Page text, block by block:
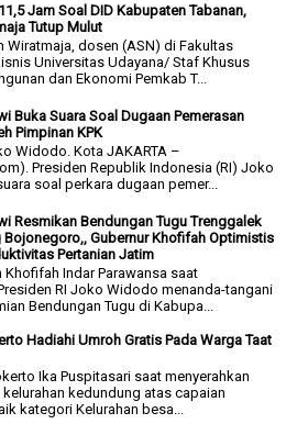
Jam Soal DID Kabupaten Tabanan,
Tutup Mulut
Wiratmaja, dosen (ASN) di Fakultas
Universitas Udayana/ Staf Khusus
dan Ekonomi Pemkab T...
Buka Suara Soal Dugaan Pemerasan
Pimpinan KPK
Widodo. Kota JAKARTA –
Presiden Republik Indonesia (RI) Joko
soal perkara dugaan pemer...
Resmikan Bendungan Tugu Trenggalek
Bojonegoro,, Gubernur Khofifah Optimistis
Pertanian Jatim
Khofifah Indar Parawansa saat
RI Joko Widodo menanda-tangani
Bendungan Tugu di Kabupa...
Hadiahi Umroh Gratis Pada Warga Taat
Ika Puspitasari saat menyerahkan
kedundung atas capaian
kategori Kelurahan besa...